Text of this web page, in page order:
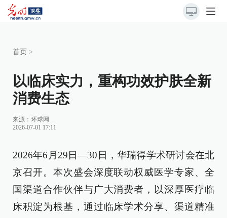
首页 >
以临床实力，重构功效护肤全新
消费生态
来源： 环球网
2026-07-01 17:11
2026年6月29日—30日，华瑞得学术研讨会在北
京召开。本次盛会深度联动权威医学专家、全
国渠道合作伙伴与广大消费者，以深厚医疗临
床积淀为根基，通过临床学术分享、渠道精准